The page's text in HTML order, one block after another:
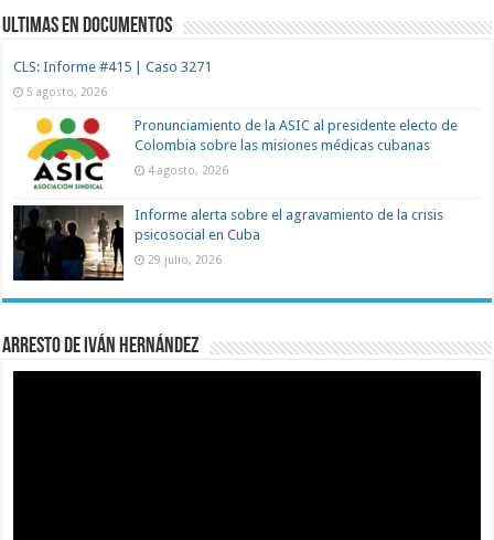
Ultimas en documentos
CLS: Informe #415 | Caso 3271
5 agosto, 2026
Pronunciamiento de la ASIC al presidente electo de
Colombia sobre las misiones médicas cubanas
4 agosto, 2026
Informe alerta sobre el agravamiento de la crisis
psicosocial en Cuba
29 julio, 2026
Arresto de Iván Hernández